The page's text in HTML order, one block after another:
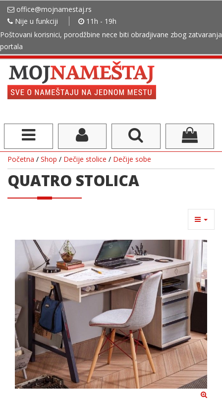
office@mojnamestaj.rs
Nije u funkciji
11h - 19h
Poštovani korisnici, porodžbine nece biti obradjivane zbog zatvaranja
portala
Početna / Shop / Dečije stolice / Dečije sobe
QUATRO STOLICA